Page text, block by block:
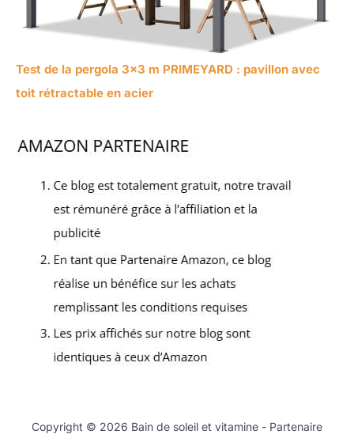
Test de la pergola 3×3 m PRIMEYARD : pavillon avec
toit rétractable en acier
Copyright © 2026 Bain de soleil et vitamine - Partenaire